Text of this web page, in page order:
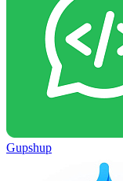
Gupshup